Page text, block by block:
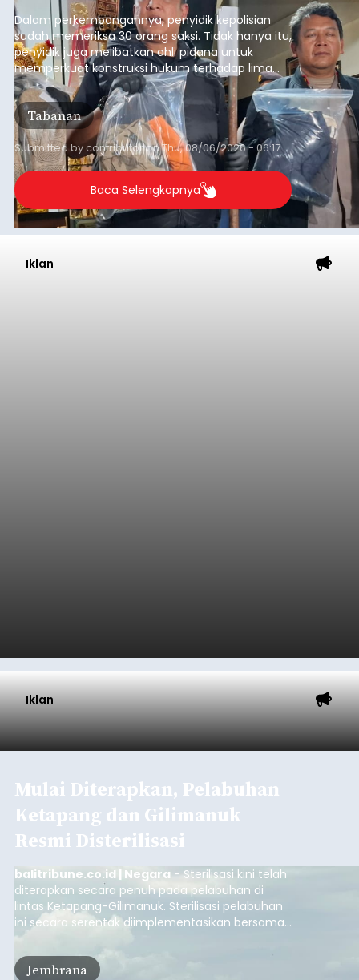
yang terjadi beberapa waktu lalu.
Dalam perkembangannya, penyidik kepolisian
sudah memeriksa 30 orang saksi. Tidak hanya itu,
penyidik juga melibatkan ahli pidana untuk
memperkuat konstruksi hukum terhadap lima
orang tersangka yang saat ini ditahan.
Tabanan
Submitted bycontributoronThu, 08/06/2026 - 06:17
Baca Selengkapnya
Iklan
Iklan
Mulai Diterapkan, Pelabuhan
Ketapang dan Gilimanuk
Resmi Disterilisasi
balitribune.co.id | Negara - Sterilisasi kini telah
diterapkan secara penuh pada pelabuhan di
lintas Ketapang-Gilimanuk. Sterilisasi pelabuhan
ini secara serentak diimplementasikan bersama
empat pelabuhan utama lainnya, yakni
Pelabuhan Merak, Bakauheni, Kayangan, dan
Lembar pada Rabu (5/8/2026).
Jembrana